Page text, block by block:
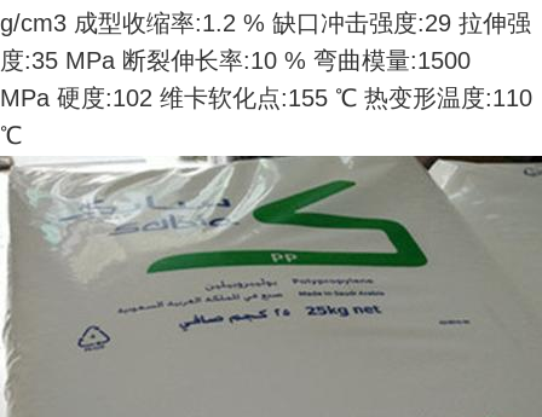
g/cm3 成型收缩率:1.2 % 缺口冲击强度:29 拉伸强
度:35 MPa 断裂伸长率:10 % 弯曲模量:1500
MPa 硬度:102 维卡软化点:155 ℃ 热变形温度:110
℃